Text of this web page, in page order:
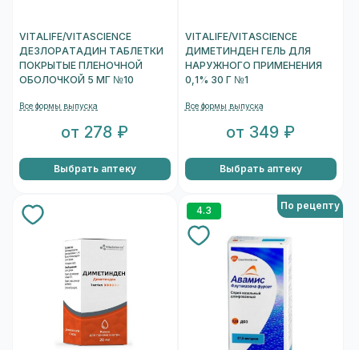
VITALIFE/VITASCIENCE
ДЕЗЛОРАТАДИН ТАБЛЕТКИ
ПОКРЫТЫЕ ПЛЕНОЧНОЙ
ОБОЛОЧКОЙ 5 МГ №10
Все формы выпуска
от 278 ₽
Выбрать аптеку
VITALIFE/VITASCIENCE
ДИМЕТИНДЕН ГЕЛЬ ДЛЯ
НАРУЖНОГО ПРИМЕНЕНИЯ
0,1% 30 Г №1
Все формы выпуска
от 349 ₽
Выбрать аптеку
4.3 По рецепту